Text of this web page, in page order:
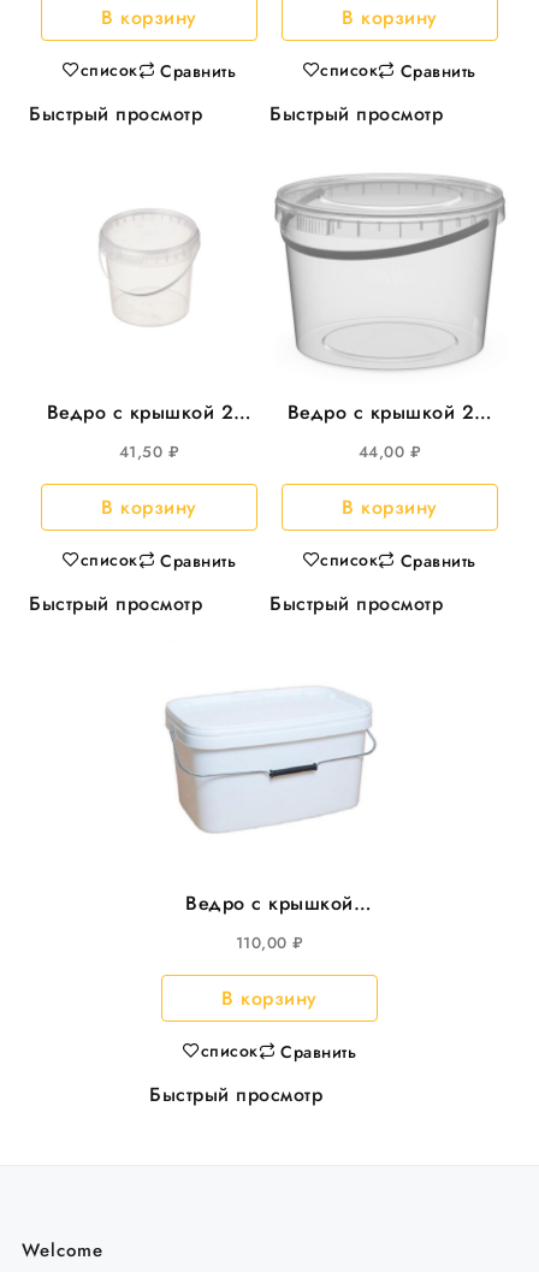
В корзину
список Сравнить
Быстрый просмотр
В корзину
список Сравнить
Быстрый просмотр
Ведро с крышкой 2л,
d-170 круглое 138шт/
уп
41,50 ₽
В корзину
список Сравнить
Быстрый просмотр
Ведро с крышкой 2л,
d-173 круглое 100шт/
уп Перинт
44,00 ₽
В корзину
список Сравнить
Быстрый просмотр
Ведро с крышкой
5,8л прямоуг
293*198мм, с
металл.ручкой 25шт/
уп
110,00 ₽
В корзину
список Сравнить
Быстрый просмотр
Welcome